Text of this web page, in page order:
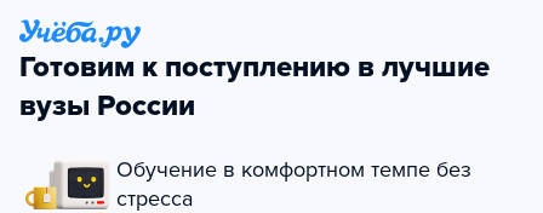
Готовим к поступлению в лучшие
вузы России
Обучение в комфортном темпе без
стресса